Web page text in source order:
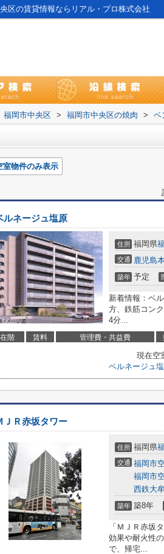
区の賃貸情報ならリアル・プロ株式会社
福岡市中央区 > 福岡市中央区の焼肉 > ベ
室物件のみ表示
ルネージュ塩原
住所 福岡県
交通 鹿児島
築年 予定
新着情報：ベ
方、鉄筋コン
4分...
階 賃料 管理費・共益費
現在空
ベルネージュ
ＪＲ赤坂タワー
住所 福岡県
交通 福岡市
福岡市
西鉄大
築年 築8年
「ＭＪＲ赤坂
効果や耐火性
で、帰宅...